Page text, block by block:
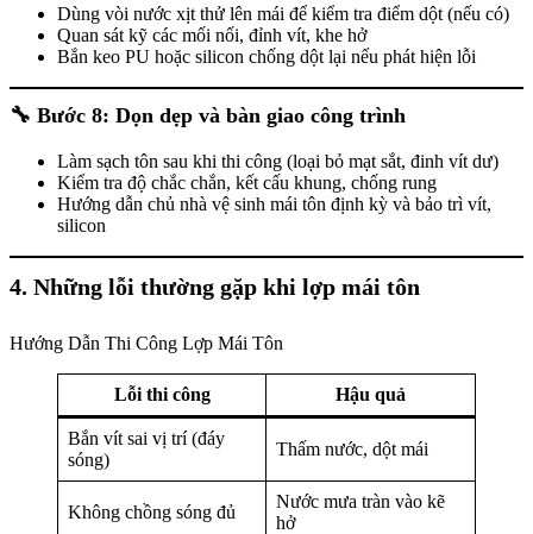
Dùng vòi nước xịt thử lên mái để kiểm tra điểm dột (nếu có)
Quan sát kỹ các mối nối, đỉnh vít, khe hở
Bắn keo PU hoặc silicon chống dột lại nếu phát hiện lỗi
🔧 Bước 8: Dọn dẹp và bàn giao công trình
Làm sạch tôn sau khi thi công (loại bỏ mạt sắt, đinh vít dư)
Kiểm tra độ chắc chắn, kết cấu khung, chống rung
Hướng dẫn chủ nhà vệ sinh mái tôn định kỳ và bảo trì vít,
silicon
4. Những lỗi thường gặp khi lợp mái tôn
Hướng Dẫn Thi Công Lợp Mái Tôn
Lỗi thi công Hậu quả
Bắn vít sai vị trí (đáy
sóng)
Thấm nước, dột mái
Không chồng sóng đủ
Nước mưa tràn vào kẽ
hở